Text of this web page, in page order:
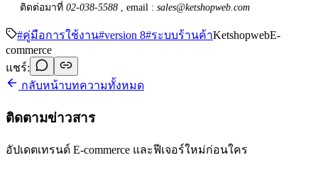
ติดต่อมาที่ 02-038-5588 , email : sales@ketshopweb.com
#คู่มือการใช้งาน#version 8#ระบบร้านค้าKetshopwebE-
commerce
แชร์:
กลับหน้าบทความทั้งหมด
ติดตามข่าวสาร
อัปเดตเทรนด์ E-commerce และฟีเจอร์ใหม่ก่อนใคร